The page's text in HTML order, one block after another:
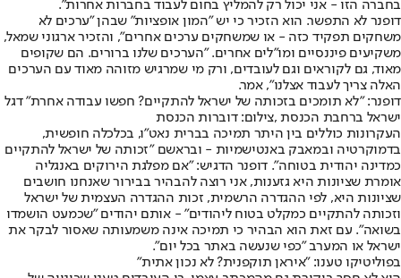
בחברה הזו - אני יכול רק להמליץ בחום לעבוד בחברות אחרות".
דופנר לא התפשר. הוא הזכיר כי יש "המון אופציות" שבהן "ערכים לא
משחקים תפקיד כזה - או שמשחקים ערכים אחרים", והזכיר ארגוני שמאל,
משקיעים פיננסיים ומו"לים אחרים. "הערכים שלנו ברורים. הם שקופים
מאוד, גם לקוראים וגם לעובדים, ורק מי שמרגיש מזוהה מאוד עם הערכים
האלה צריך לעבוד אצלנו", אמר.
דופנר: "לא תומכים בזכותה של ישראל להתקיים? חפשו עבודה אחרת" דגל
ישראל ברחבת הכנסת ,צילום: דוברות הכנסת
העקרונות כוללים בין היתר תמיכה בברית נאט"ו, בכלכלה חופשית,
בדמוקרטיה ובמאבק באנטישמיות - ובראשם "זכותה של ישראל להתקיים
כמדינה יהודית בטוחה". דופנר הדגיש: "אם מפלגת הירוקים באנגליה
אומרת שציונות היא גזענות, אני רוצה להבהיר בבירור שאנחנו חושבים
שציונות היא, לפי ההגדרה הרשמית, זכות ההגדרה העצמית של ישראל
וזכותה להתקיים כמקלט בטוח ליהודים" - אותם יהודים "שכמעט הושמדו
בשואה". עם זאת הוא הבהיר כי תמיכה אינה משמעותה שאסור לבקר את
ישראל או המערב "כפי שנעשה באתר בכל יום".
בפוליטיקו טענו: "איראן תוקפנית? לא נכון אתית"